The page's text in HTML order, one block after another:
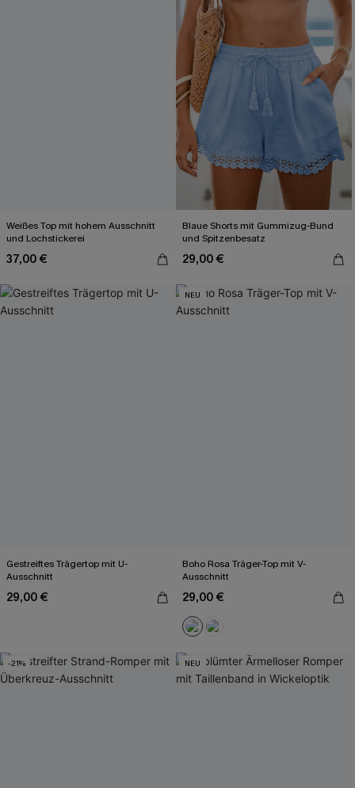
Weißes Top mit hohem Ausschnitt
und Lochstickerei
37,00 €
Blaue Shorts mit Gummizug-Bund
und Spitzenbesatz
29,00 €
Gestreiftes Trägertop mit U-
Ausschnitt
29,00 €
NEU
Boho Rosa Träger-Top mit V-
Ausschnitt
29,00 €
-21% NEU